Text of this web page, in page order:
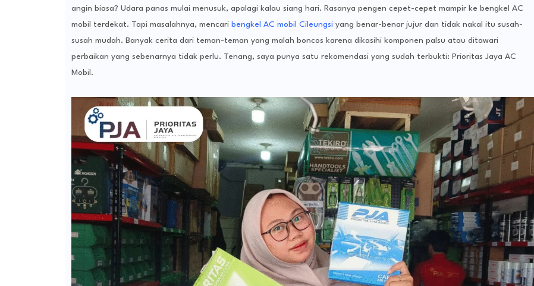
angin biasa? Udara panas mulai menusuk, apalagi kalau siang hari. Rasanya pengen cepet-cepet mampir ke bengkel AC
mobil terdekat. Tapi masalahnya, mencari bengkel AC mobil Cileungsiyang benar-benar jujur ​​dan tidak nakal itu susah-
susah mudah. Banyak cerita dari teman-teman yang malah boncos karena dikasihi komponen palsu atau ditawari
perbaikan yang sebenarnya tidak perlu. Tenang, saya punya satu rekomendasi yang sudah terbukti: Prioritas Jaya AC
Mobil.